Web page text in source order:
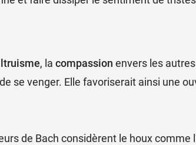
, la compassion envers les
se venger. Elle favoriserait ainsi une
de Bach considèrent le houx comme